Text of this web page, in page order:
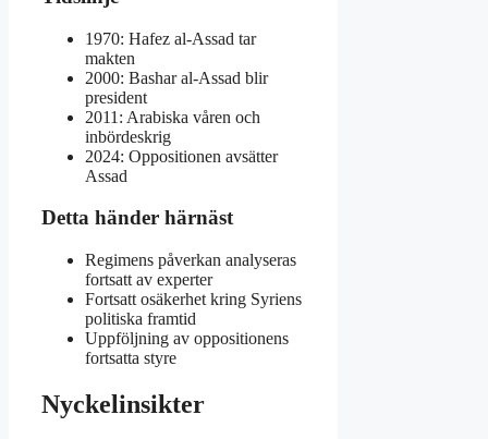
1970: Hafez al-Assad tar
makten
2000: Bashar al-Assad blir
president
2011: Arabiska våren och
inbördeskrig
2024: Oppositionen avsätter
Assad
Detta händer härnäst
Regimens påverkan analyseras
fortsatt av experter
Fortsatt osäkerhet kring Syriens
politiska framtid
Uppföljning av oppositionens
fortsatta styre
Nyckelinsikter